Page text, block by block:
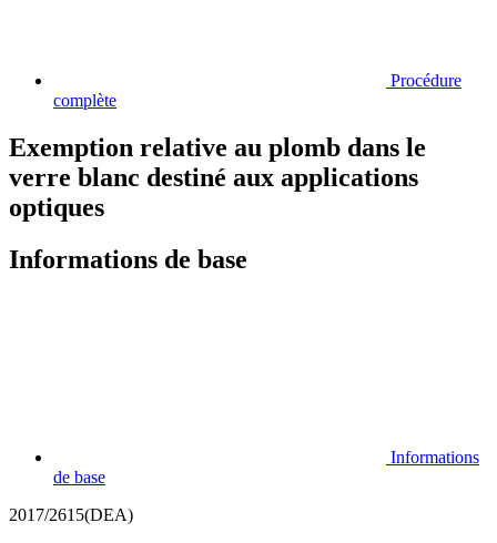
Procédure
complète
Exemption relative au plomb dans le
verre blanc destiné aux applications
optiques
Informations de base
Informations
de base
2017/2615(DEA)